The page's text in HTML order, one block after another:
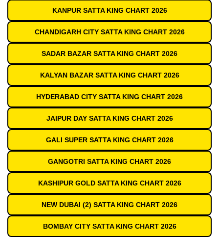
KANPUR SATTA KING CHART 2026
CHANDIGARH CITY SATTA KING CHART 2026
SADAR BAZAR SATTA KING CHART 2026
KALYAN BAZAR SATTA KING CHART 2026
HYDERABAD CITY SATTA KING CHART 2026
JAIPUR DAY SATTA KING CHART 2026
GALI SUPER SATTA KING CHART 2026
GANGOTRI SATTA KING CHART 2026
KASHIPUR GOLD SATTA KING CHART 2026
NEW DUBAI (2) SATTA KING CHART 2026
BOMBAY CITY SATTA KING CHART 2026